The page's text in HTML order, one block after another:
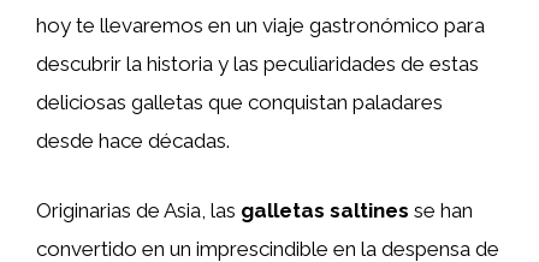
hoy te llevaremos en un viaje gastronómico para
descubrir la historia y las peculiaridades de estas
deliciosas galletas que conquistan paladares
desde hace décadas.
Originarias de Asia, las galletas saltines se han
convertido en un imprescindible en la despensa de